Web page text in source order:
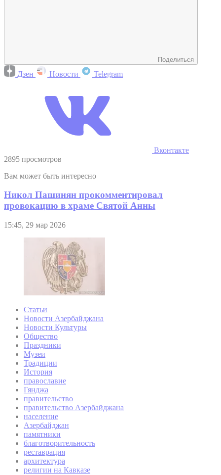
Поделиться
Дзен Новости Telegram
Вконтакте
2895 просмотров
Вам может быть интересно
Никол Пашинян прокомментировал
провокацию в храме Святой Анны
15:45, 29 мар 2026
Статьи
Новости Азербайджана
Новости Культуры
Общество
Праздники
Музеи
Традиции
История
православие
Гянджа
правительство
правительство Азербайджана
население
Азербайджан
памятники
благотворительность
реставрация
архитектура
религии на Кавказе